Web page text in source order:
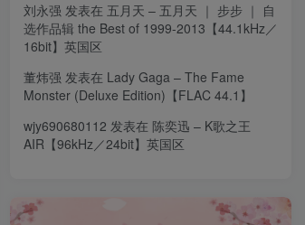
刘永强 发表在 五月天 – 五月天 ｜ 步步 ｜ 自
选作品辑 the Best of 1999-2013【44.1kHz／
16bit】英国区
董炜强 发表在 Lady Gaga – The Fame
Monster (Deluxe Edition)【FLAC 44.1】
wjy690680112 发表在 陈奕迅 – K歌之王
AIR【96kHz／24bit】英国区